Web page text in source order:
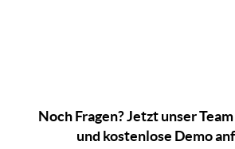
Noch Fragen? Jetzt unser
und kostenlose Demo